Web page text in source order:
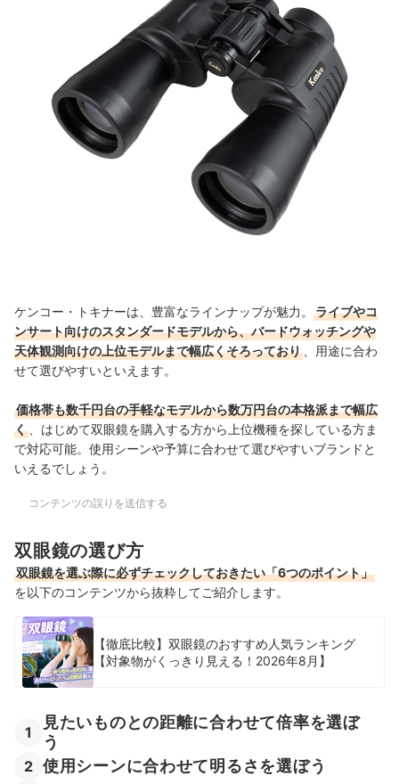
ケンコーの双眼鏡・単眼鏡の売れ筋ランキングもチェック！
ケンコー・トキナーは、豊富なラインナップが魅力。
ライブやコ
ンサート向けのスタンダードモデルから、バードウォッチングや
天体観測向けの上位モデルまで幅広くそろっており
、用途に合わ
せて選びやすいといえます。
価格帯も数千円台の手軽なモデルから数万円台の本格派まで幅広
く
、はじめて双眼鏡を購入する方から上位機種を探している方ま
で対応可能。使用シーンや予算に合わせて選びやすいブランドと
いえるでしょう。
コンテンツの誤りを送信する
双眼鏡の選び方
双眼鏡を選ぶ際に必ずチェックしておきたい「6つのポイント」
を以下のコンテンツから抜粋してご紹介します。
【徹底比較】双眼鏡のおすすめ人気ランキング
【対象物がくっきり見える！2026年8月】
1
見たいものとの距離に合わせて倍率を選ぼ
う
2 使用シーンに合わせて明るさを選ぼう